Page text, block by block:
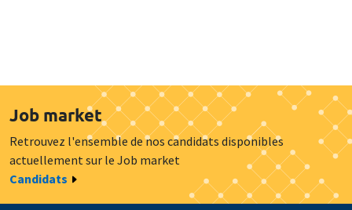
Job market
Retrouvez l'ensemble de nos candidats disponibles
actuellement sur le Job market
Candidats